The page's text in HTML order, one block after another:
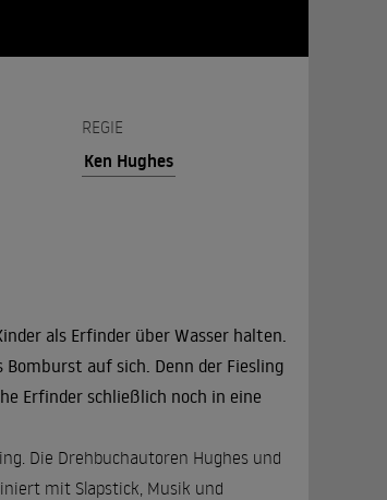
REGIE
Ken Hughes
als Erfinder über Wasser halten.
auf sich. Denn der Fiesling
Erfinder schließlich noch in eine
Die Drehbuchautoren Hughes und
mit Slapstick, Musik und